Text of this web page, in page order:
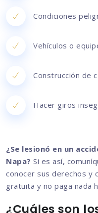
Condiciones
Vehículos o
Construcción de
Hacer giros
¿Se lesionó en un
Napa? Si es así,
conocer sus derechos y
gratuita y no paga nada
¿Cuáles son